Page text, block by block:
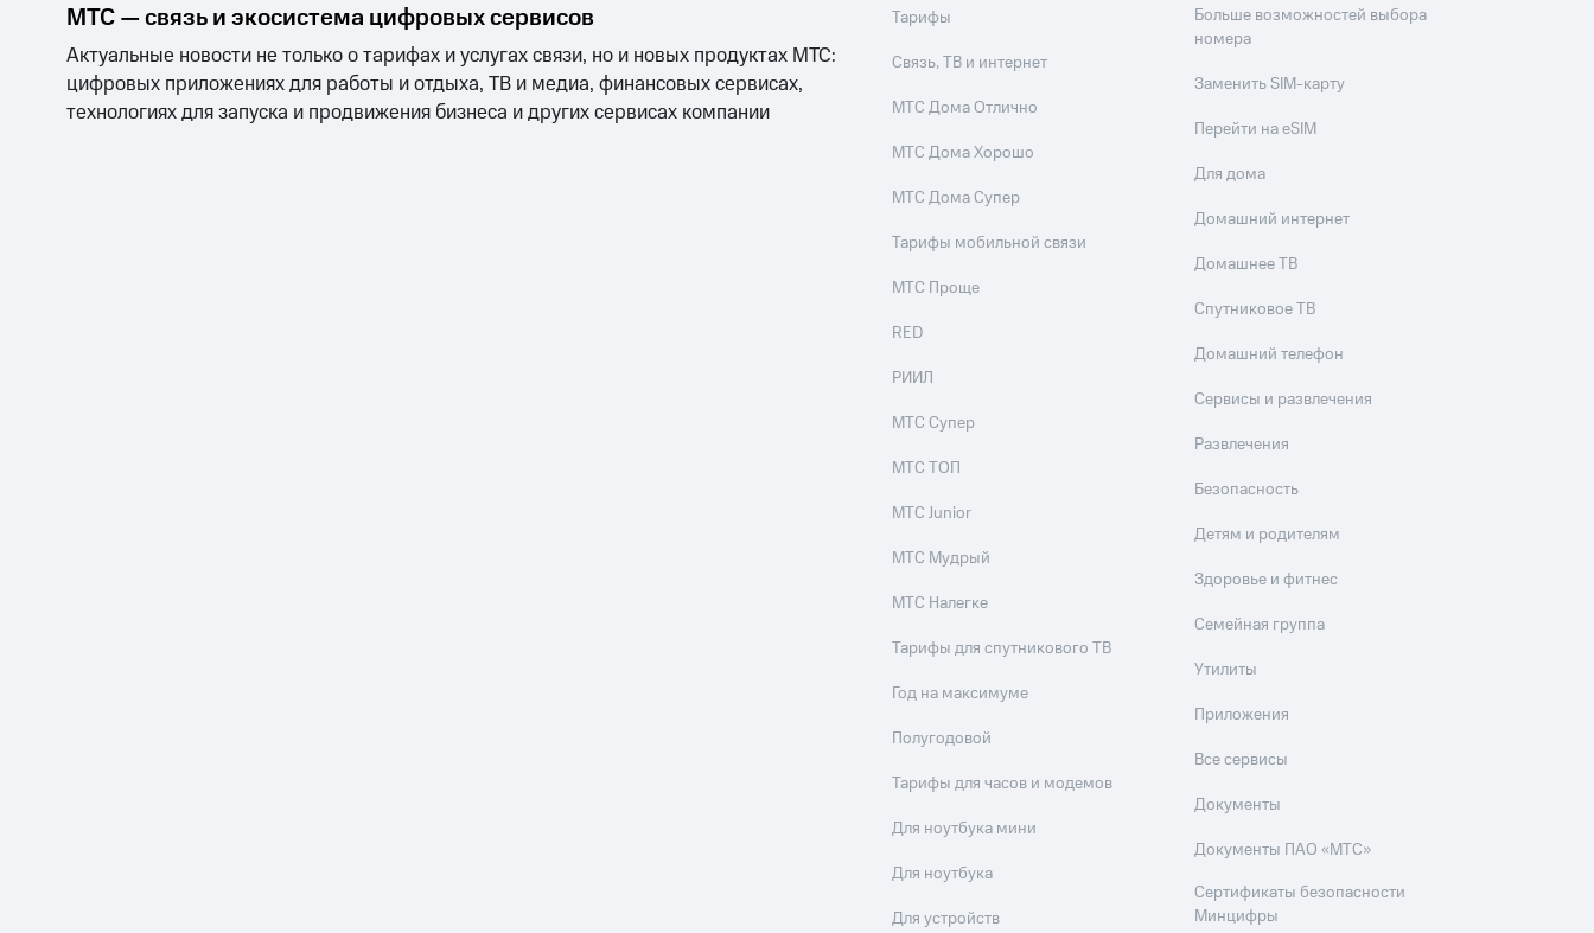
МТС — связь и экосистема цифровых сервисов
Актуальные новости не только о тарифах и услугах связи, но и новых продуктах МТС:
цифровых приложениях для работы и отдыха, ТВ и медиа, финансовых сервисах,
технологиях для запуска и продвижения бизнеса и других сервисах компании
Тарифы
Связь, ТВ и интернет
МТС Дома Отлично
МТС Дома Хорошо
МТС Дома Супер
Тарифы мобильной связи
МТС Проще
RED
РИИЛ
МТС Супер
МТС ТОП
МТС Junior
МТС Мудрый
МТС Налегке
Тарифы для спутникового ТВ
Год на максимуме
Полугодовой
Тарифы для часов и модемов
Для ноутбука мини
Для ноутбука
Для устройств
Больше возможностей выбора
номера
Заменить SIM-карту
Перейти на eSIM
Для дома
Домашний интернет
Домашнее ТВ
Спутниковое ТВ
Домашний телефон
Сервисы и развлечения
Развлечения
Безопасность
Детям и родителям
Здоровье и фитнес
Семейная группа
Утилиты
Приложения
Все сервисы
Документы
Документы ПАО «МТС»
Сертификаты безопасности
Минцифры